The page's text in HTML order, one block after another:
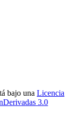
bajo una Licencia
3.0